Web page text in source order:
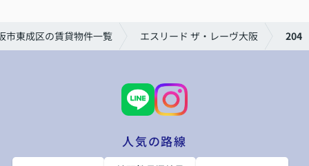
市東成区の賃貸物件一覧 エスリード ザ・レーヴ大阪 204
人気の路線